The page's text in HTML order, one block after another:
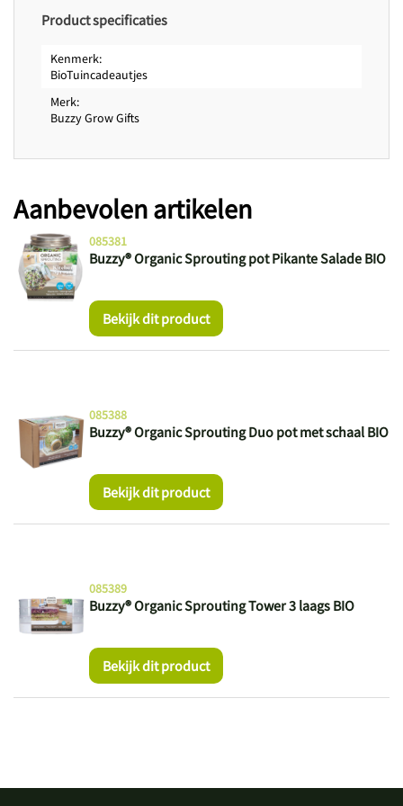
Product specificaties
Kenmerk
BioTuincadeautjes
Merk
Buzzy Grow Gifts
Aanbevolen artikelen
Buzzy® Organic Sprouting pot Pikante Salade BIO
085381
Bekijk dit product
Buzzy® Organic Sprouting Duo pot met schaal BIO
085388
Bekijk dit product
Buzzy® Organic Sprouting Tower 3 laags BIO
085389
Bekijk dit product